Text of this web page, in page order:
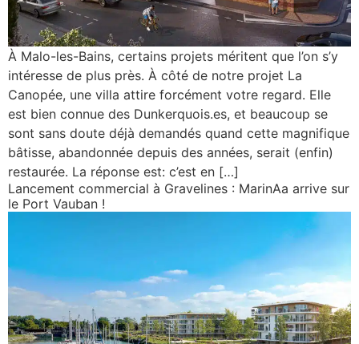
À Malo-les-Bains, certains projets méritent que l’on s’y
intéresse de plus près. À côté de notre projet La
Canopée, une villa attire forcément votre regard. Elle
est bien connue des Dunkerquois.es, et beaucoup se
sont sans doute déjà demandés quand cette magnifique
bâtisse, abandonnée depuis des années, serait (enfin)
restaurée. La réponse est: c’est en […]
Lancement commercial à Gravelines : MarinAa arrive sur
le Port Vauban !